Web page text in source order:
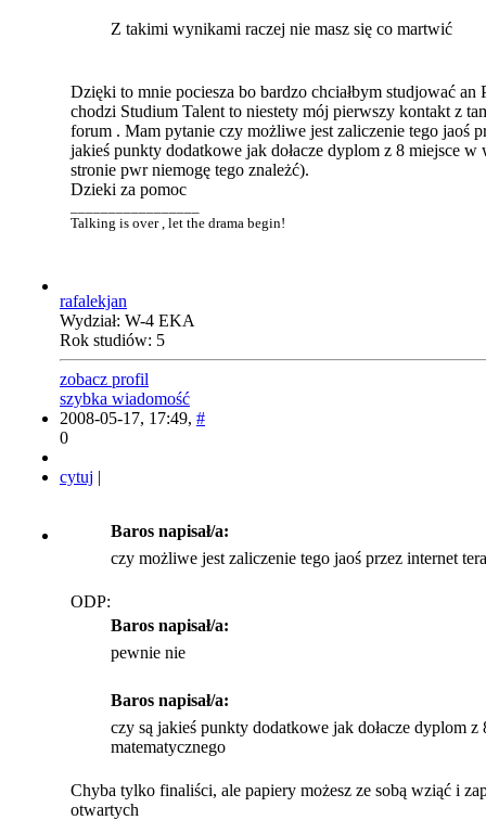
Z takimi wynikami raczej nie masz się co martwić
Dzięki to mnie pociesza bo bardzo chciałbym studjować an
chodzi Studium Talent to niestety mój pierwszy kontakt z
forum . Mam pytanie czy możliwe jest zaliczenie tego jaoś
jakieś punkty dodatkowe jak dołacze dyplom z 8 miejsce
stronie pwr niemogę tego znależć).
Dzieki za pomoc
Talking is over , let the drama begin!
rafalekjan
Wydział: W-4 EKA
Rok studiów: 5
zobacz profil
szybka wiadomość
2008-05-17, 17:49, #
0
cytuj |
Baros napisał/a:
czy możliwe jest zaliczenie tego jaoś przez internet
ODP:
Baros napisał/a:
pewnie nie
Baros napisał/a:
czy są jakieś punkty dodatkowe jak dołacze dyplom
matematycznego
Chyba tylko finaliści, ale papiery możesz ze sobą wziąć i
otwartych